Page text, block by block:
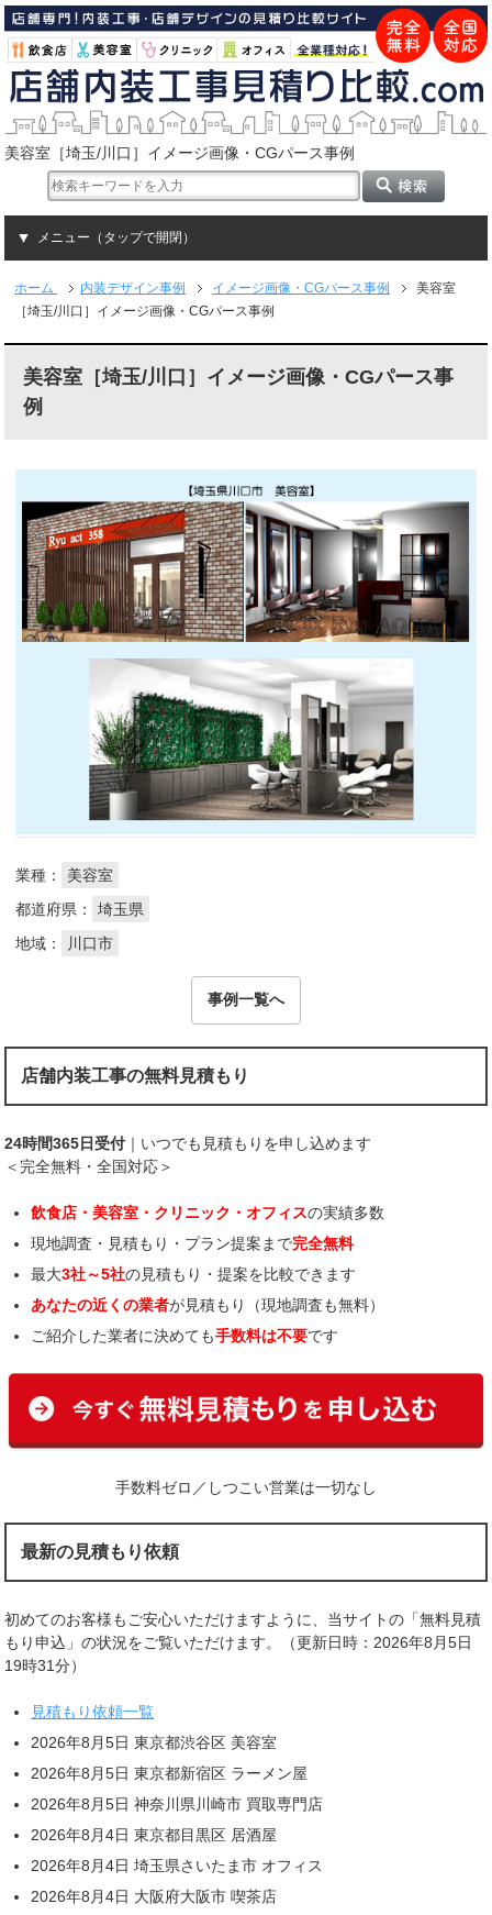
美容室［埼玉/川口］イメージ画像・CGパース事例
メニュー（タップで開閉）
ホーム 内装デザイン事例 イメージ画像・CGパース事例
美容室
［埼玉/川口］イメージ画像・CGパース事例
美容室［埼玉/川口］イメージ画像・CGパース事
例
業種：
美容室
都道府県：
埼玉県
地域：
川口市
事例一覧へ
店舗内装工事の無料見積もり
24時間365日受付 ｜いつでも見積もりを申し込めます
＜完全無料・全国対応＞
飲食店・美容室・クリニック・オフィスの実績多数
現地調査・見積もり・プラン提案まで完全無料
最大3社～5社の見積もり・提案を比較できます
あなたの近くの業者が見積もり（現地調査も無料）
ご紹介した業者に決めても手数料は不要です
手数料ゼロ／しつこい営業は一切なし
最新の見積もり依頼
初めてのお客様もご安心いただけますように、当サイトの「無料見積
もり申込」の状況をご覧いただけます。（更新日時：2026年8月5日
19時31分）
見積もり依頼一覧
2026年8月5日 東京都渋谷区 美容室
2026年8月5日 東京都新宿区 ラーメン屋
2026年8月5日 神奈川県川崎市 買取専門店
2026年8月4日 東京都目黒区 居酒屋
2026年8月4日 埼玉県さいたま市 オフィス
2026年8月4日 大阪府大阪市 喫茶店